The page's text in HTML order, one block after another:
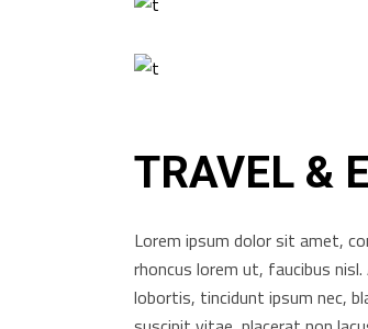
TRAVEL &
Lorem ipsum dolor sit amet,
rhoncus lorem ut, faucibus
lobortis, tincidunt ipsum nec,